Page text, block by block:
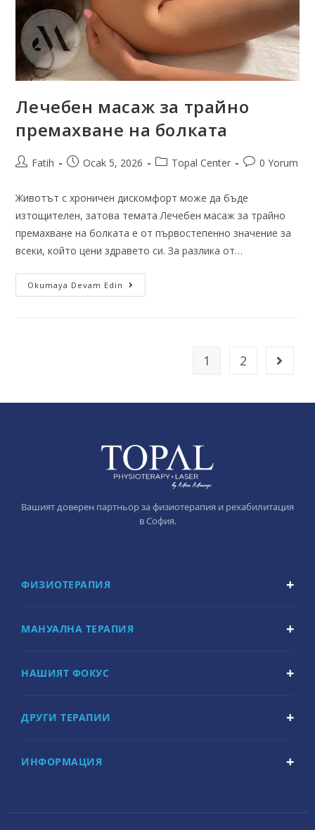
Лечебен масаж за трайно
премахване на болката
Fatih Ocak 5, 2026 Topal Center 0 Yorum
Животът с хроничен дискомфорт може да бъде
изтощителен, затова темата Лечебен масаж за трайно
премахване на болката е от първостепенно значение за
всеки, който цени здравето си. За разлика от…
Okumaya Devam Edin
1 2
Вашият доверен партньор за физиотерапия и рехабилитация
в София.
ФИЗИОТЕРАПИЯ
МАНУАЛНА ТЕРАПИЯ
НАШИЯТ ФОКУС
ДРУГИ ТЕРАПИИ
ИНФОРМАЦИЯ